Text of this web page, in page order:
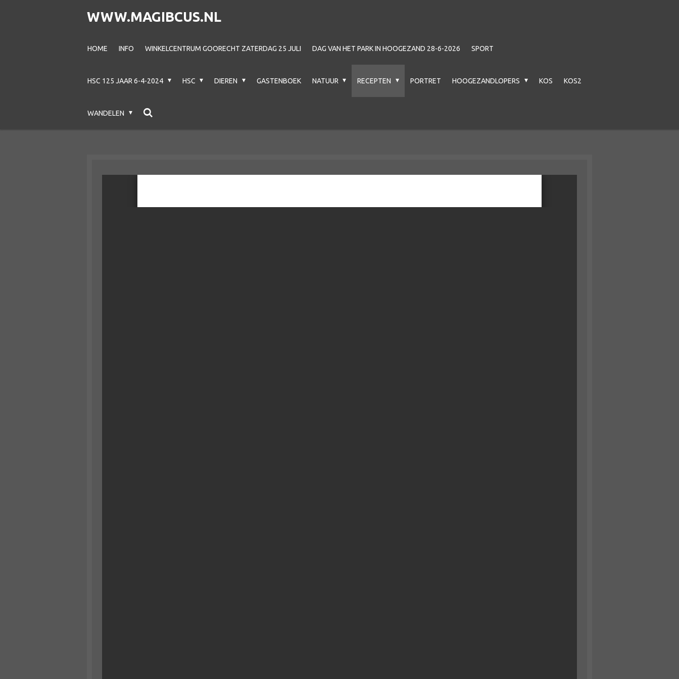
WWW.MAGIBCUS.NL
HOME INFO WINKELCENTRUM GOORECHT ZATERDAG 25 JULI DAG VAN HET PARK IN HOOGEZAND 28-6-2026 SPORT
HSC 125 JAAR 6-4-2024 HSC DIEREN GASTENBOEK NATUUR RECEPTEN PORTRET HOOGEZANDLOPERS KOS KOS2
WANDELEN